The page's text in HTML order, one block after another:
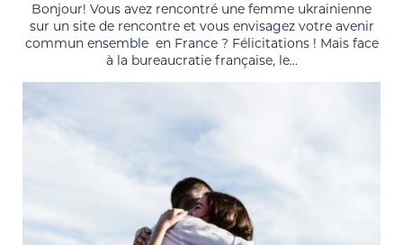
Bonjour! Vous avez rencontré une femme ukrainienne
sur un site de rencontre et vous envisagez votre avenir
commun ensemble en France ? Félicitations ! Mais face
à la bureaucratie française, le...